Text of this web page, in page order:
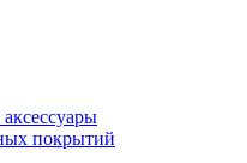
покрытий